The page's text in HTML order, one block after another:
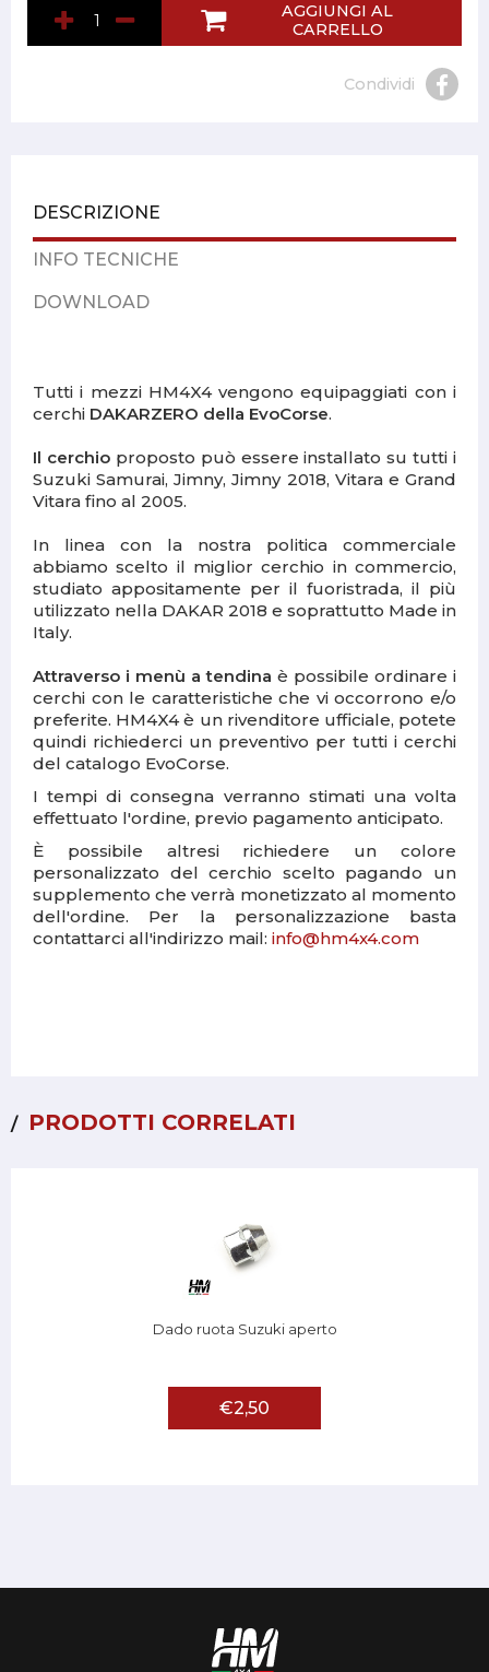
AGGIUNGI AL
CARRELLO
Condividi
DESCRIZIONE
INFO TECNICHE
DOWNLOAD
Tutti i mezzi HM4X4 vengono equipaggiati con i
cerchi DAKARZERO della EvoCorse.
Il cerchioproposto può essere installato su tutti i
Suzuki Samurai, Jimny, Jimny 2018, Vitara e Grand
Vitara fino al 2005.
In linea con la nostra politica commerciale
abbiamo scelto il miglior cerchio in commercio,
studiato appositamente per il fuoristrada, il più
utilizzato nella DAKAR 2018 e soprattutto Made in
Italy.
Attraverso i menù a tendina è possibile ordinare i
cerchi con le caratteristiche che vi occorrono e/o
preferite. HM4X4 è un rivenditore ufficiale, potete
quindi richiederci un preventivo per tutti i cerchi
del catalogo EvoCorse.
I tempi di consegna verranno stimati una volta
effettuato l'ordine, previo pagamento anticipato.
È possibile altresi richiedere un colore
personalizzato del cerchio scelto pagando un
supplemento che verrà monetizzato al momento
dell'ordine. Per la personalizzazione basta
contattarci all'indirizzo mail: info@hm4x4.com
PRODOTTI CORRELATI
Dado ruota Suzuki aperto
€2,50